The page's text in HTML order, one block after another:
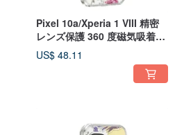
Pixel 10a/Xperia 1 VIII 精密
レンズ保護 360 度磁気吸着ス
タンドケース - 四季 - 夏
US$ 48.11